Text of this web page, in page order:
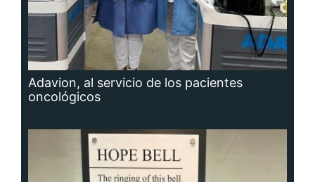
Adavion, al servicio de los pacientes
oncológicos